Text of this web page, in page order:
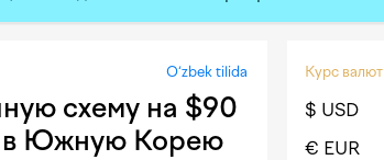
O‘zbek tilida
схему на $90
в Южную Корею
Курс валют
$ USD
€ EUR